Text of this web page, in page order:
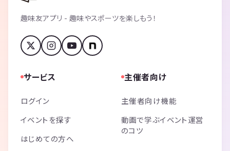
趣味友アプリ - 趣味やスポーツを楽しもう！
サービス
ログイン
イベントを探す
はじめての方へ
主催者向け
主催者向け機能
動画で学ぶイベント運営
のコツ